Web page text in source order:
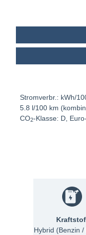
Stromverbr.: kWh/
5.8 l/100 km
CO2-Klasse: D,
Hybrid (Benzin /